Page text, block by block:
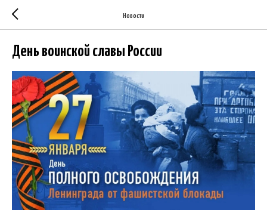
Новости
День воинской славы России